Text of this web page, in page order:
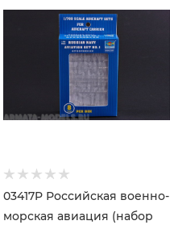
03417P Российская военно-
морская авиация (набор